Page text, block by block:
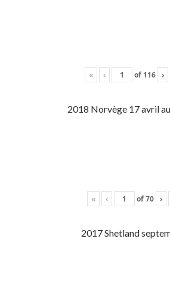
« ‹ of 116 ›
2018 Norvège 17 avril
« ‹ of70 ›
2017 Shetland